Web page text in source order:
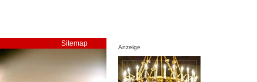
Sitemap Anzeige